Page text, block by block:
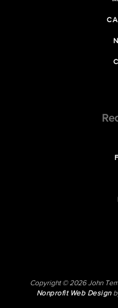
Copyright © 2026 John
Nonprofit Web Design